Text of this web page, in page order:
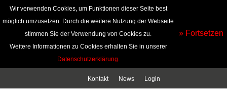
Wir verwenden Cookies, um Funktionen dieser Seite best
möglich umzusetzen. Durch die weitere Nutzung der Webseite
stimmen Sie der Verwendung von Cookies zu.
Weitere Informationen zu Cookies erhalten Sie in unserer
Datenschutzerklärung.
» Fortsetzen
Kontakt News Login